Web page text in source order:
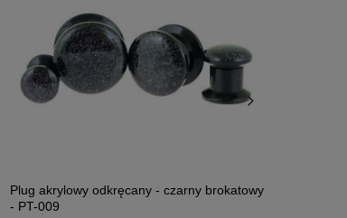
Plug akrylowy odkręcany - czarny brokatowy
- PT-009